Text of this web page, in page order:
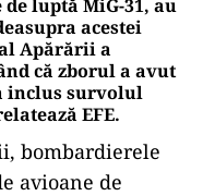
de luptă MiG-31, au
acestei
Apărării a
că zborul a avut
inclus survolul
EFE.
bombardierele
avioane de